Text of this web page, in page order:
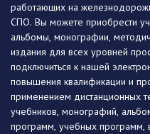
работающих на
СПО. Вы можете приобрести
альбомы, монографии,
издания для всех уровней
подключиться к нашей
повышения квалификации и
применением дистанционных
учебников, монографий,
программ, учебных программ,